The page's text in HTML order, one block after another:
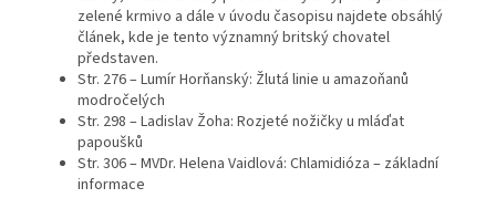
zelené krmivo a dále v úvodu časopisu najdete obsáhlý
článek, kde je tento významný britský chovatel
představen.
Str. 276 – Lumír Horňanský: Žlutá linie u amazoňanů
modročelých
Str. 298 – Ladislav Žoha: Rozjeté nožičky u mláďat
papoušků
Str. 306 – MVDr. Helena Vaidlová: Chlamidióza – základní
informace